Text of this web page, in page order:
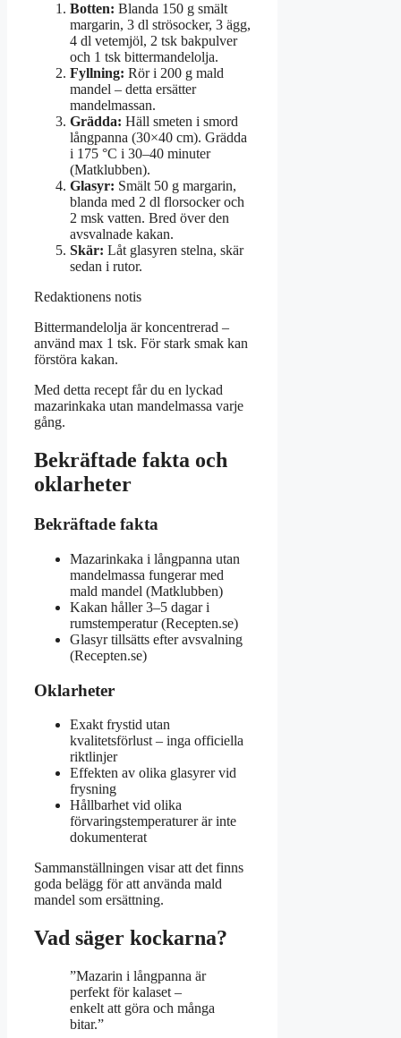
Botten: Blanda 150 g smält
margarin, 3 dl strösocker, 3 ägg,
4 dl vetemjöl, 2 tsk bakpulver
och 1 tsk bittermandelolja.
Fyllning: Rör i 200 g mald
mandel – detta ersätter
mandelmassan.
Grädda: Häll smeten i smord
långpanna (30×40 cm). Grädda
i 175 °C i 30–40 minuter
(Matklubben).
Glasyr: Smält 50 g margarin,
blanda med 2 dl florsocker och
2 msk vatten. Bred över den
avsvalnade kakan.
Skär: Låt glasyren stelna, skär
sedan i rutor.
Redaktionens notis
Bittermandelolja är koncentrerad –
använd max 1 tsk. För stark smak kan
förstöra kakan.
Med detta recept får du en lyckad
mazarinkaka utan mandelmassa varje
gång.
Bekräftade fakta och
oklarheter
Bekräftade fakta
Mazarinkaka i långpanna utan
mandelmassa fungerar med
mald mandel (Matklubben)
Kakan håller 3–5 dagar i
rumstemperatur (Recepten.se)
Glasyr tillsätts efter avsvalning
(Recepten.se)
Oklarheter
Exakt frystid utan
kvalitetsförlust – inga officiella
riktlinjer
Effekten av olika glasyrer vid
frysning
Hållbarhet vid olika
förvaringstemperaturer är inte
dokumenterat
Sammanställningen visar att det finns
goda belägg för att använda mald
mandel som ersättning.
Vad säger kockarna?
”Mazarin i långpanna är
perfekt för kalaset –
enkelt att göra och många
bitar.”